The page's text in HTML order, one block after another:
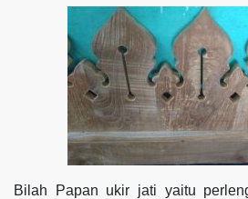
Bilah Papan ukir jati yaitu